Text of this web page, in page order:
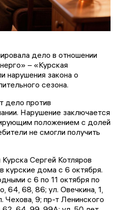
дело в отношении
– «Курская
нарушения закона о
сезона.
дело против
Нарушение заключается
положением с долей
не смогли получить
Сергей Котляров
курские дома с 6 октября.
с 6 по 11 октября по
64, 68, 86; ул. Овечкина, 1,
Чехова, 9; пр-т Ленинского